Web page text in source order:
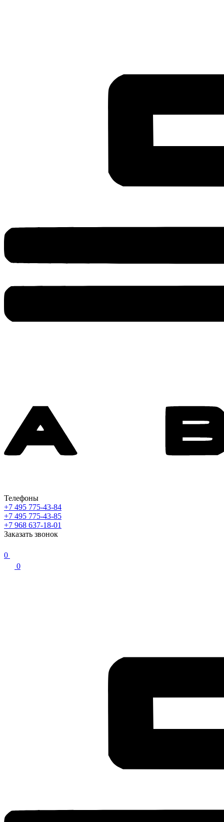
Телефоны
+7 495 775-43-84
+7 495 775-43-85
+7 968 637-18-01
Заказать звонок
0
0